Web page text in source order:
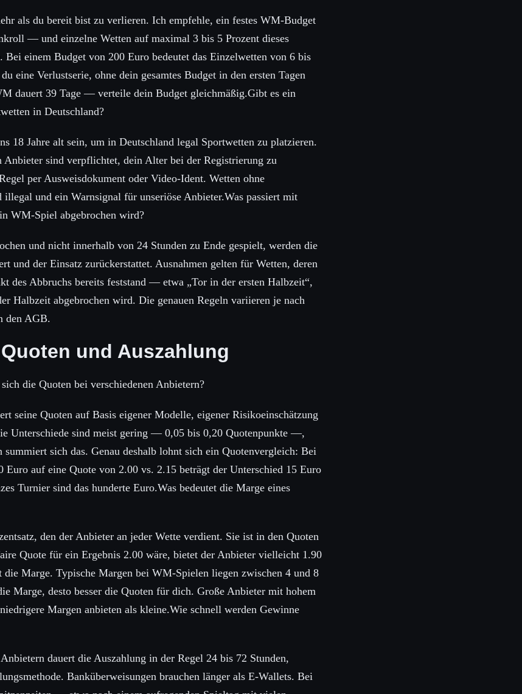
als du bereit bist zu verlieren. Ich empfehle, ein festes WM-Budget
— und einzelne Wetten auf maximal 3 bis 5 Prozent dieses
Bei einem Budget von 200 Euro bedeutet das Einzelwetten von 6 bis
eine Verlustserie, ohne dein gesamtes Budget in den ersten Tagen
dauert 39 Tage — verteile dein Budget gleichmäßig.Gibt es ein
in Deutschland?
18 Jahre alt sein, um in Deutschland legal Sportwetten zu platzieren.
sind verpflichtet, dein Alter bei der Registrierung zu
per Ausweisdokument oder Video-Ident. Wetten ohne
und ein Warnsignal für unseriöse Anbieter.Was passiert mit
WM-Spiel abgebrochen wird?
und nicht innerhalb von 24 Stunden zu Ende gespielt, werden die
und der Einsatz zurückerstattet. Ausnahmen gelten für Wetten, deren
des Abbruchs bereits feststand — etwa „Tor in der ersten Halbzeit“,
Halbzeit abgebrochen wird. Die genauen Regeln variieren je nach
den AGB.
und Auszahlung
die Quoten bei verschiedenen Anbietern?
seine Quoten auf Basis eigener Modelle, eigener Risikoeinschätzung
Unterschiede sind meist gering — 0,05 bis 0,20 Quotenpunkte —,
summiert sich das. Genau deshalb lohnt sich ein Quotenvergleich: Bei
Euro auf eine Quote von 2.00 vs. 2.15 beträgt der Unterschied 15 Euro
Turnier sind das hunderte Euro.Was bedeutet die Marge eines
den der Anbieter an jeder Wette verdient. Sie ist in den Quoten
Quote für ein Ergebnis 2.00 wäre, bietet der Anbieter vielleicht 1.90
Marge. Typische Margen bei WM-Spielen liegen zwischen 4 und 8
Marge, desto besser die Quoten für dich. Große Anbieter mit hohem
Margen anbieten als kleine.Wie schnell werden Gewinne
dauert die Auszahlung in der Regel 24 bis 72 Stunden,
Banküberweisungen brauchen länger als E-Wallets. Bei